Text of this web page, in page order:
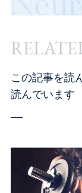
この記事を読
読んでいます